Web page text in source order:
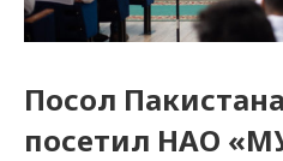
Посол
посетил НАО